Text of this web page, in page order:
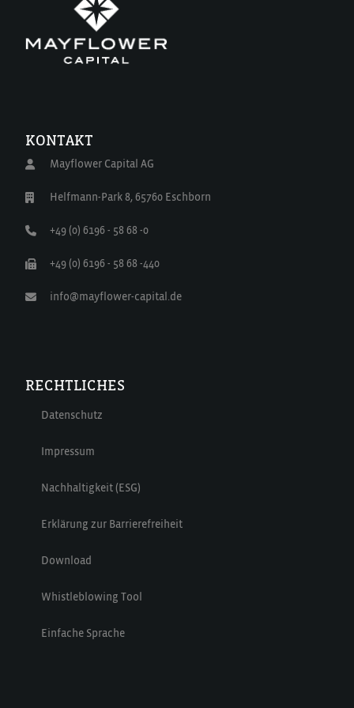
KONTAKT
Mayflower Capital AG
Helfmann-Park 8, 65760 Eschborn
+49 (0) 6196 - 58 68 -0
+49 (0) 6196 - 58 68 -440
info@mayflower-capital.de
RECHTLICHES
Datenschutz
Impressum
Nachhaltigkeit (ESG)
Erklärung zur Barrierefreiheit
Download
Whistleblowing Tool
Einfache Sprache